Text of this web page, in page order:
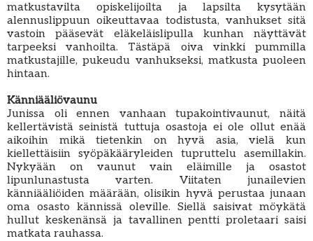
matkustavilta opiskelijoilta ja lapsilta kysytään
alennuslippuun oikeuttavaa todistusta, vanhukset sitä
vastoin pääsevät eläkeläislipulla kunhan näyttävät
tarpeeksi vanhoilta. Tästäpä oiva vinkki pummilla
matkustajille, pukeudu vanhukseksi, matkusta puoleen
hintaan.
Känniääliövaunu
Junissa oli ennen vanhaan tupakointivaunut, näitä
kellertävistä seinistä tuttuja osastoja ei ole ollut enää
aikoihin mikä tietenkin on hyvä asia, vielä kun
kiellettäisiin syöpäkääryleiden tupruttelu asemillakin.
Nykyään on vaunut vain eläimille ja osastot
lipunlunastusta varten. Viitaten junailevien
känniääliöiden määrään, olisikin hyvä perustaa junaan
oma osasto kännissä oleville. Siellä saisivat möykätä
hullut keskenänsä ja tavallinen pentti proletaari saisi
matkata rauhassa.